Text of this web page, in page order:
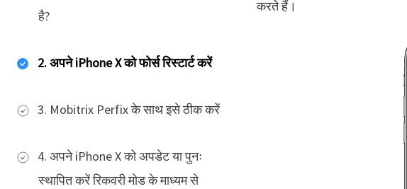
है?
2. अपने iPhone X को फोर्स रिस्टार्ट करें
3. Mobitrix Perfix के साथ इसे ठीक करें
4. अपने iPhone X को अपडेट या पुनः
स्थापित करें रिकवरी मोड के माध्यम से
करते हैं।